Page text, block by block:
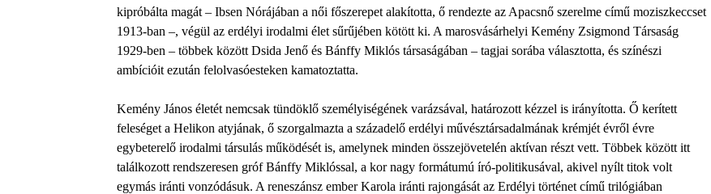
kipróbálta magát – Ibsen Nórájában a női főszerepet alakította, ő rendezte az Apacsnő szerelme című moziszkeccset
1913-ban –, végül az erdélyi irodalmi élet sűrűjében kötött ki. A marosvásárhelyi Kemény Zsigmond Társaság
1929-ben – többek között Dsida Jenő és Bánffy Miklós társaságában – tagjai sorába választotta, és színészi
ambícióit ezután felolvasóesteken kamatoztatta.
Kemény János életét nemcsak tündöklő személyiségének varázsával, határozott kézzel is irányította. Ő kerített
feleséget a Helikon atyjának, ő szorgalmazta a századelő erdélyi művésztársadalmának krémjét évről évre
egybeterelő irodalmi társulás működését is, amelynek minden összejövetelén aktívan részt vett. Többek között itt
találkozott rendszeresen gróf Bánffy Miklóssal, a kor nagy formátumú író-politikusával, akivel nyílt titok volt
egymás iránti vonzódásuk. A reneszánsz ember Karola iránti rajongását az Erdélyi történet című trilógiában